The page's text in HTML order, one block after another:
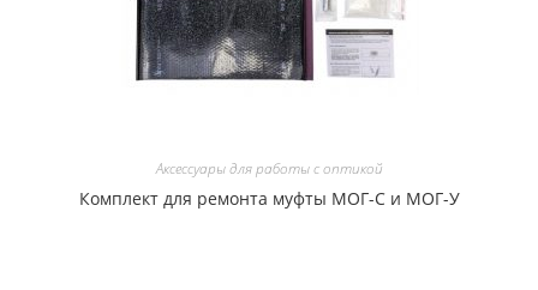
Аксессуары для работы с оптикой
Комплект для ремонта муфты МОГ-С и МОГ-У